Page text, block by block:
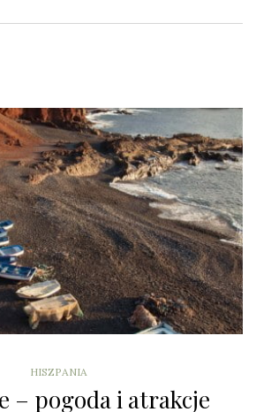
HISZPANIA
– pogoda i atrakcje